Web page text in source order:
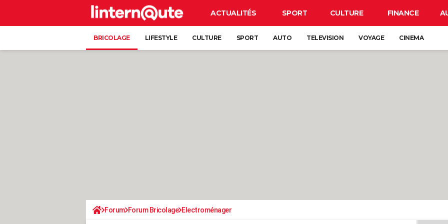
ACTUALITÉS SPORT CULTURE FINANCE
BRICOLAGE LIFESTYLE CULTURE SPORT AUTO TELEVISION VOYAGE CINEMA
Forum Forum Bricolage Electroménager